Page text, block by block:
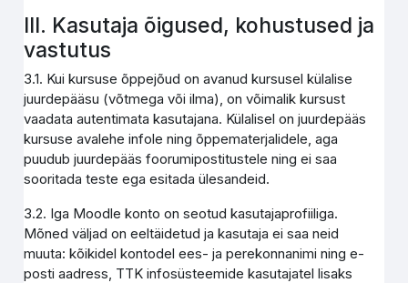
III. Kasutaja õigused, kohustused ja
vastutus
3.1. Kui kursuse õppejõud on avanud kursusel külalise
juurdepääsu (võtmega või ilma), on võimalik kursust
vaadata autentimata kasutajana. Külalisel on juurdepääs
kursuse avalehe infole ning õppematerjalidele, aga
puudub juurdepääs foorumipostitustele ning ei saa
sooritada teste ega esitada ülesandeid.
3.2. Iga Moodle konto on seotud kasutajaprofiiliga.
Mõned väljad on eeltäidetud ja kasutaja ei saa neid
muuta: kõikidel kontodel ees- ja perekonnanimi ning e-
posti aadress, TTK infosüsteemide kasutajatel lisaks